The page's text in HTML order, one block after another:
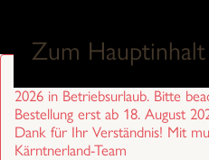
Zum Hauptinhalt
2026 in Betriebsurlaub. Bitte
Bestellung erst ab 18. August
Dank für Ihr Verständnis! Mit
Kärntnerland-Team